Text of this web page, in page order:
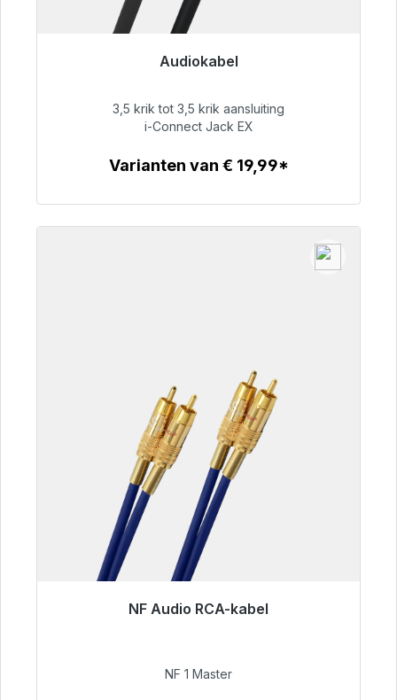
Audiokabel
Klaar voor onmiddellijke verzending, levertijd
€ 51,99
3,5 krik tot 3,5 krik aansluiting
i-Connect Jack EX
Varianten van € 19,99*
NF Audio RCA-kabel
Klaar voor onmiddellijke verzending, levertijd
€ 99,00
NF 1 Master